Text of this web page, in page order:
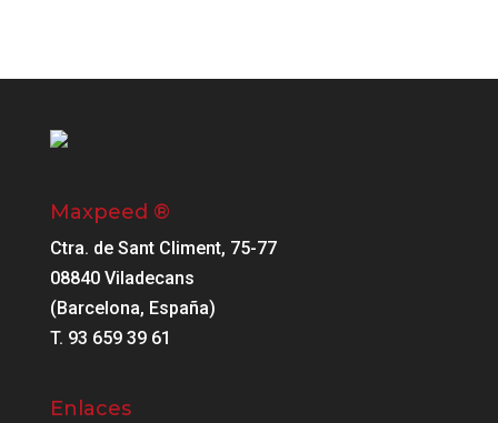
Maxpeed ®
Ctra. de Sant Climent, 75-77
08840 Viladecans
(Barcelona, España)
T. 93 659 39 61
Enlaces